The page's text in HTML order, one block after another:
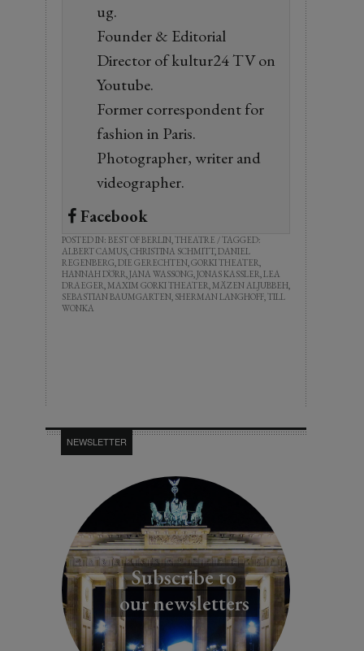
ug.
Founder & Editorial
Director of kultur24 TV on
Youtube.
Former correspondent for
fashion in Paris.
Photographer, writer and
videographer.
Facebook
POSTED IN: BEST OF BERLIN THEATRE / TAGGED:
ALBERT CAMUS CHRISTINA SCHMITT, DANIEL
REGENBERG DIE GERECHTEN GORKI THEATER
HANNAH DÖRR JANA WASSONG JONAS KASSLER LEA
DRAEGER MAXIM GORKI THEATER MÄZEN ALJUBBEH
SEBASTIAN BAUMGARTEN SHERMAN LANGHOFF TILL
WONKA
NEWSLETTER
Subscribe to
our newsletters